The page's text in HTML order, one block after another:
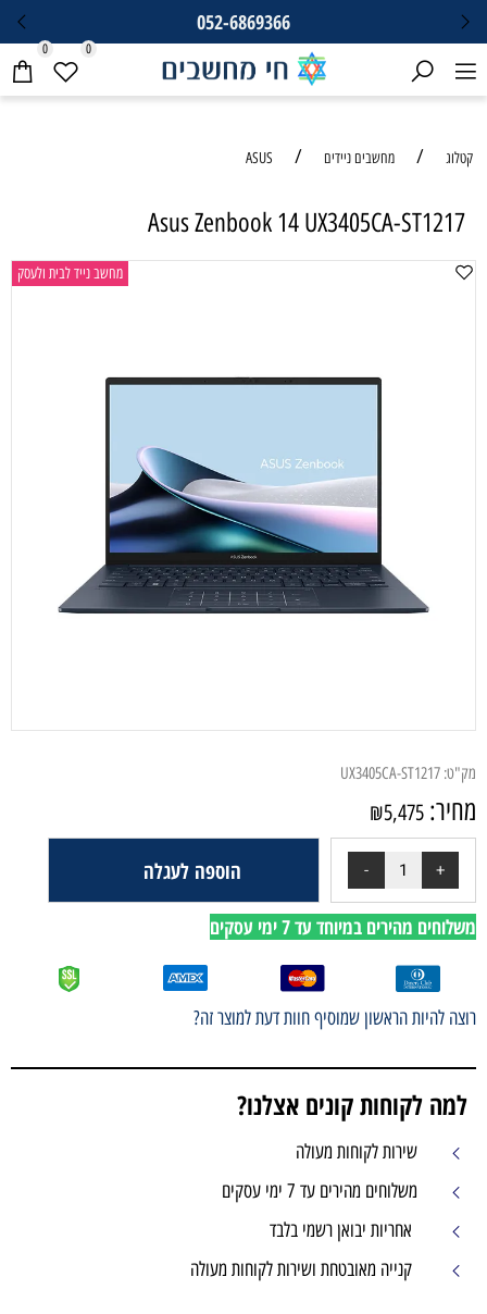
052-6869366
0 0
קטלוג / מחשבים ניידים /
ASUS
Asus Zenbook 14 UX3405CA-ST1217
מחשב נייד לבית ולעסק
מק"ט: UX3405CA-ST1217
מחיר: ₪5,475
הוספה לעגלה
משלוחים מהירים במיוחד עד 7 ימי עסקים
רוצה להיות הראשון שמוסיף חוות דעת למוצר זה?
למה לקוחות קונים אצלנו?
שירות לקוחות מעולה
משלוחים מהירים עד 7 ימי עסקים
אחריות יבואן רשמי בלבד
קנייה מאובטחת ושירות לקוחות מעולה